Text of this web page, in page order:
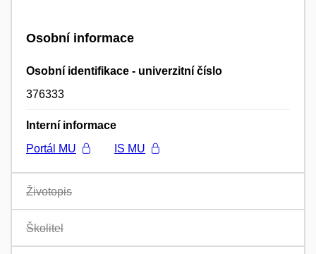
Osobní informace
Osobní identifikace - univerzitní číslo
376333
Interní informace
Portál MU
IS MU
Životopis
Školitel